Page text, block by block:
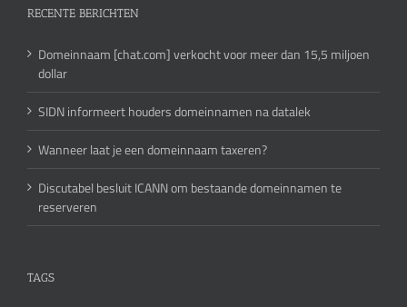
RECENTE BERICHTEN
Domeinnaam [chat.com] verkocht voor meer dan 15,5 miljoen
dollar
SIDN informeert houders domeinnamen na datalek
Wanneer laat je een domeinnaam taxeren?
Discutabel besluit ICANN om bestaande domeinnamen te
reserveren
TAGS